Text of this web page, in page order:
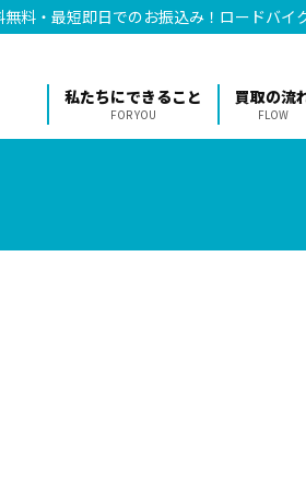
料・最短即日でのお振込み！ロードバイ
私たちにできること
FOR YOU
買取の流
FLOW